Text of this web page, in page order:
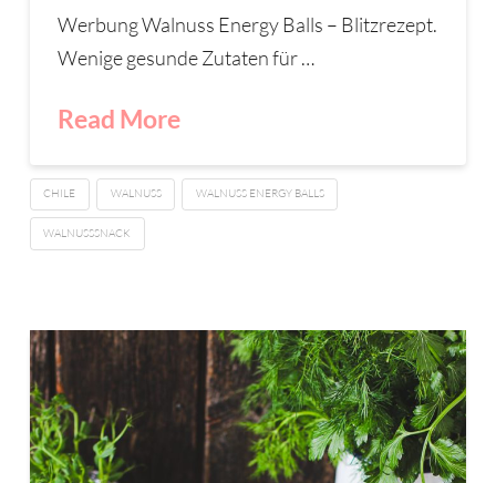
Werbung Walnuss Energy Balls – Blitzrezept.
Wenige gesunde Zutaten für …
Read More
CHILE WALNUSS WALNUSS ENERGY BALLS
WALNUSSSNACK